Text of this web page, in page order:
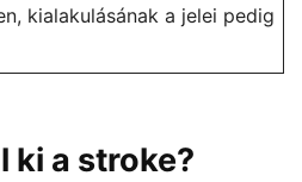
kialakulásának a jelei pedig
ki a stroke?